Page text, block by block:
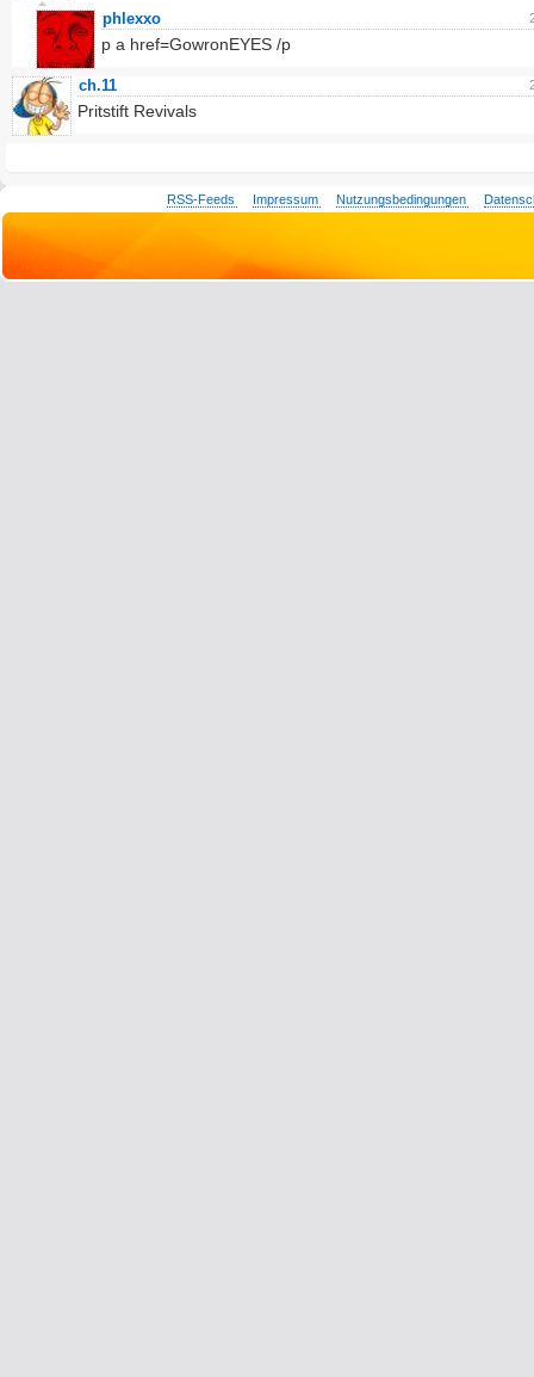
phlexxo
p a href=GowronEYES /p
ch.11
Pritstift Revivals
RSS-Feeds Impressum Nutzungsbedingungen